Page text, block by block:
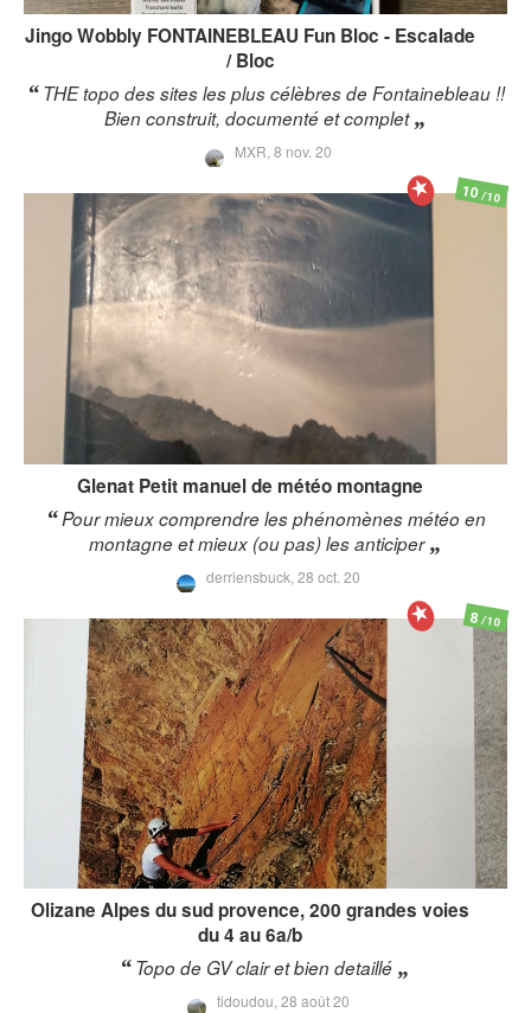
Jingo Wobbly FONTAINEBLEAU Fun Bloc - Escalade
/ Bloc
THE topo des sites les plus célèbres de Fontainebleau !!
Bien construit, documenté et complet
MXR, 8 nov. 20
Glenat Petit manuel de météo montagne
Pour mieux comprendre les phénomènes météo en
montagne et mieux (ou pas) les anticiper
derriensbuck, 28 oct. 20
10/10
Olizane Alpes du sud provence, 200 grandes voies
du 4 au 6a/b
Topo de GV clair et bien detaillé
tidoudou, 28 août 20
8/10